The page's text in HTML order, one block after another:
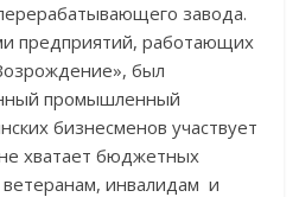
завода.
предприятий, работающих
был
промышленный
бизнесменов участвует
хватает бюджетных
инвалидам и